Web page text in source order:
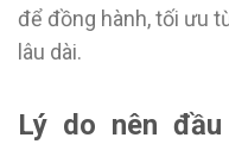
để đồng hành, tối ưu
lâu dài.
Lý do nên